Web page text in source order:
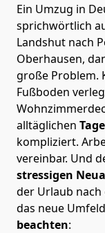
Ein Umzug in
sprichwörtlich
Landshut nach
Oberhausen,
große Problem.
Fußboden
alltäglichen
kompliziert.
vereinbar. Und
stressigen
der Urlaub
das neue
beachten: